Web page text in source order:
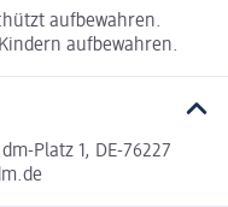
aufbewahren.
aufbewahren.
Platz 1, DE-76227